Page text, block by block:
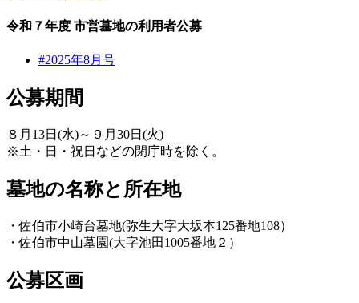
令和７年度 市営墓地の利用者公募
#2025年8月号
公募期間
８月13日(水)～９月30日(火)
※土・日・祝日などの閉庁時を除く。
墓地の名称と所在地
・佐伯市小崎台墓地(弥生大字大坂本125番地108）
・佐伯市中山墓園(大字池田1005番地２）
公募区画